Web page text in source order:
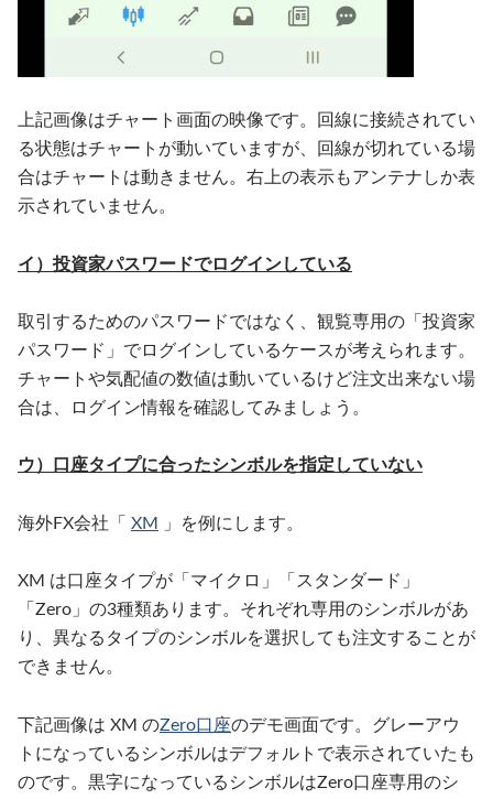
上記画像はチャート画面の映像です。回線に接続されてい
る状態はチャートが動いていますが、回線が切れている場
合はチャートは動きません。右上の表示もアンテナしか表
示されていません。
イ）投資家パスワードでログインしている
取引するためのパスワードではなく、観覧専用の「投資家
パスワード」でログインしているケースが考えられます。
チャートや気配値の数値は動いているけど注文出来ない場
合は、ログイン情報を確認してみましょう。
ウ）口座タイプに合ったシンボルを指定していない
海外FX会社「 XM 」を例にします。
XM は口座タイプが「マイクロ」「スタンダード」
「Zero」の3種類あります。それぞれ専用のシンボルがあ
り、異なるタイプのシンボルを選択しても注文することが
できません。
下記画像は XM のZero口座のデモ画面です。グレーアウ
トになっているシンボルはデフォルトで表示されていたも
のです。黒字になっているシンボルはZero口座専用のシ